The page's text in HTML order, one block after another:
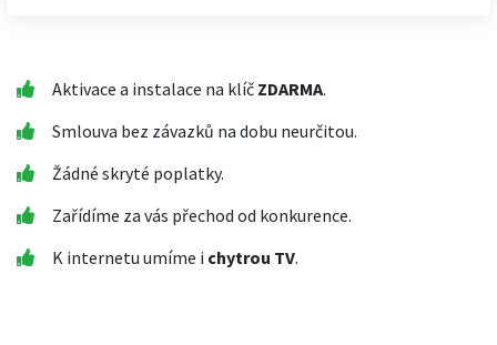
Aktivace a instalace na klíč ZDARMA.
Smlouva bez závazků na dobu neurčitou.
Žádné skryté poplatky.
Zařídíme za vás přechod od konkurence.
K internetu umíme i chytrou TV.